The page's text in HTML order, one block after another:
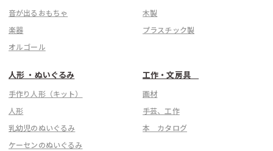
音が出るおもちゃ
楽器
オルゴール
木製
プラスチック製
人形 ・ぬいぐるみ
手作り人形（キット）
人形
乳幼児のぬいぐるみ
ケーセンのぬいぐるみ
工作・文房具
画材
手芸、工作
本 カタログ